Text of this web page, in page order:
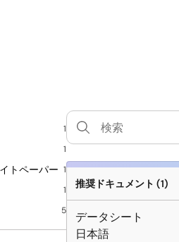
1
1
トペーパー 1
1
5
推奨ドキュメント (1)
データシート
日本語